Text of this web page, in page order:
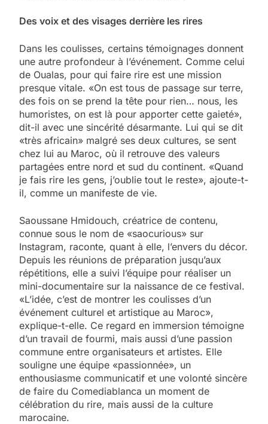
Des voix et des visages derrière les rires
Dans les coulisses, certains témoignages donnent
une autre profondeur à l’événement. Comme celui
de Oualas, pour qui faire rire est une mission
presque vitale. «On est tous de passage sur terre,
des fois on se prend la tête pour rien… nous, les
humoristes, on est là pour apporter cette gaieté»,
dit-il avec une sincérité désarmante. Lui qui se dit
«très africain» malgré ses deux cultures, se sent
chez lui au Maroc, où il retrouve des valeurs
partagées entre nord et sud du continent. «Quand
je fais rire les gens, j’oublie tout le reste», ajoute-t-
il, comme un manifeste de vie.
Saoussane Hmidouch, créatrice de contenu,
connue sous le nom de «saocurious» sur
Instagram, raconte, quant à elle, l’envers du décor.
Depuis les réunions de préparation jusqu’aux
répétitions, elle a suivi l’équipe pour réaliser un
mini-documentaire sur la naissance de ce festival.
«L’idée, c’est de montrer les coulisses d’un
événement culturel et artistique au Maroc»,
explique-t-elle. Ce regard en immersion témoigne
d’un travail de fourmi, mais aussi d’une passion
commune entre organisateurs et artistes. Elle
souligne une équipe «passionnée», un
enthousiasme communicatif et une volonté sincère
de faire du Comediablanca un moment de
célébration du rire, mais aussi de la culture
marocaine.